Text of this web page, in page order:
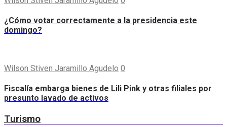
¿Cómo votar correctamente a la presidencia este
domingo?
Wilson Stiven Jaramillo Agudelo 0
Fiscalía embarga bienes de Lili Pink y otras filiales por
presunto lavado de activos
Turismo